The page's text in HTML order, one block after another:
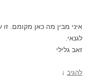
איני מבין מה כאן מקומם.
לגנאי.
זאב גלילי
להגיב ↓